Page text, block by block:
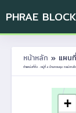
PHRAE
หน้าหลัก » แผน
ตำแหน่งที่ตั้ง : หมู่ที่ 4 บ้านดอนชุม ต.แม่ยางร้
+